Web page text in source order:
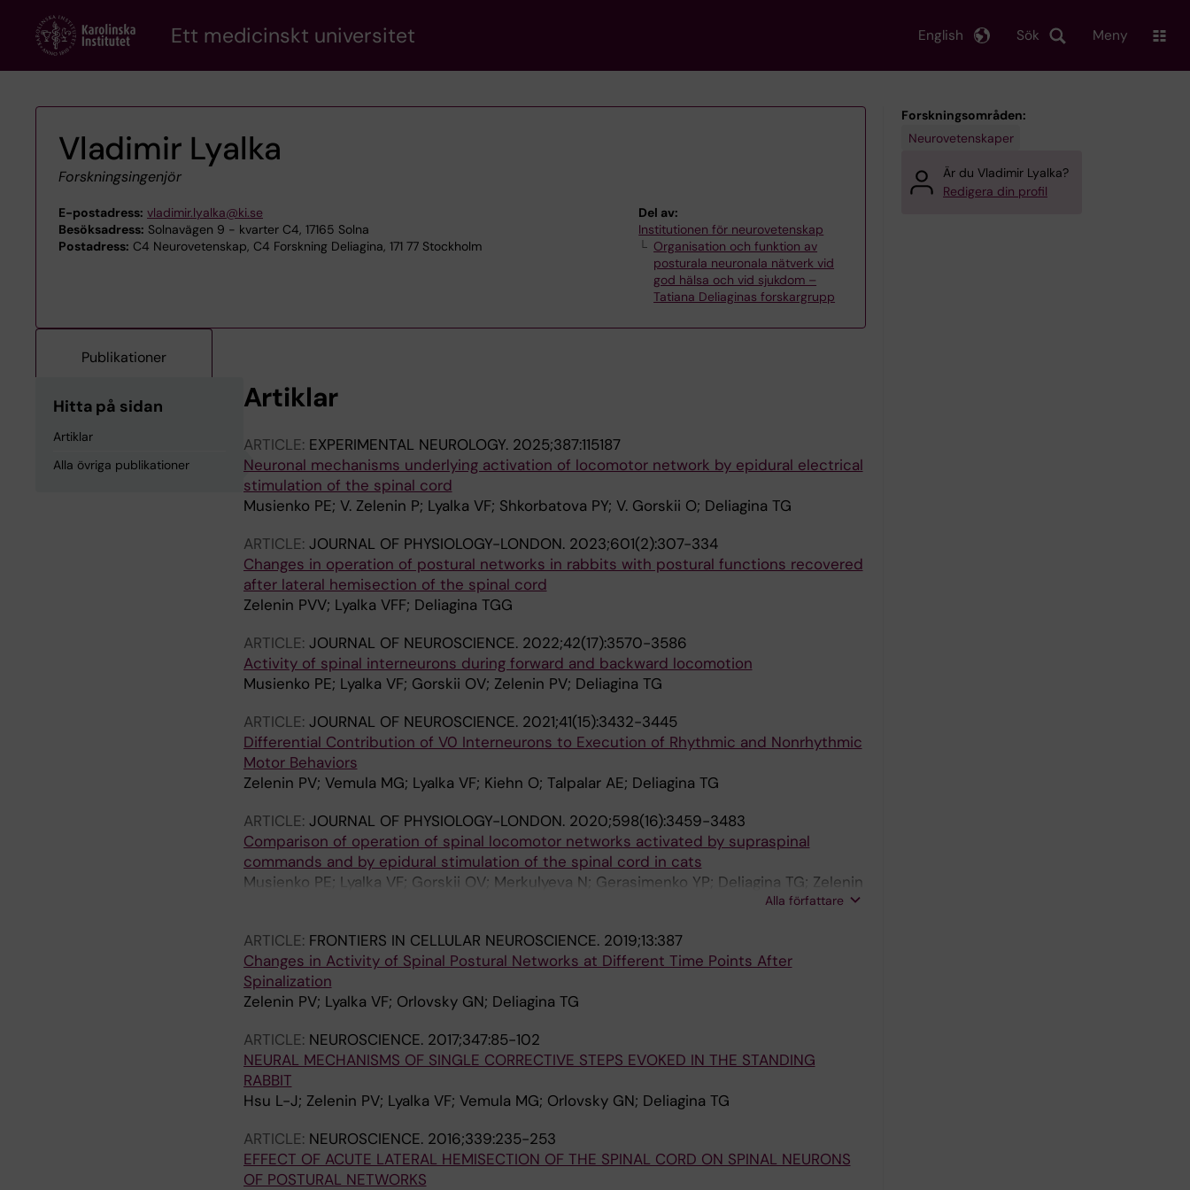
content
Ett medicinskt universitet Sök
English Meny
Vladimir Lyalka
Forskningsingenjör
E-postadress: vladimir.lyalka@ki.se
Besöksadress: Solnavägen 9 - kvarter C4, 17165 Solna
Postadress: C4 Neurovetenskap, C4 Forskning Deliagina, 171 77 Stockholm
Del av:
Institutionen för neurovetenskap
Organisation och funktion av
posturala neuronala nätverk vid
god hälsa och vid sjukdom –
Tatiana Deliaginas forskargrupp
Publikationer
Hitta på sidan
Artiklar
Alla övriga publikationer
Artiklar
ARTICLE: EXPERIMENTAL NEUROLOGY. 2025;387:115187
Neuronal mechanisms underlying activation of locomotor network by epidural electrical
stimulation of the spinal cord
Musienko PE; V. Zelenin P; Lyalka VF; Shkorbatova PY; V. Gorskii O; Deliagina TG
ARTICLE: JOURNAL OF PHYSIOLOGY-LONDON. 2023;601(2):307-334
Changes in operation of postural networks in rabbits with postural functions recovered
after lateral hemisection of the spinal cord
Zelenin PVV; Lyalka VFF; Deliagina TGG
ARTICLE: JOURNAL OF NEUROSCIENCE. 2022;42(17):3570-3586
Activity of spinal interneurons during forward and backward locomotion
Musienko PE; Lyalka VF; Gorskii OV; Zelenin PV; Deliagina TG
ARTICLE: JOURNAL OF NEUROSCIENCE. 2021;41(15):3432-3445
Differential Contribution of V0 Interneurons to Execution of Rhythmic and Nonrhythmic
Motor Behaviors
Zelenin PV; Vemula MG; Lyalka VF; Kiehn O; Talpalar AE; Deliagina TG
ARTICLE: JOURNAL OF PHYSIOLOGY-LONDON. 2020;598(16):3459-3483
Comparison of operation of spinal locomotor networks activated by supraspinal
commands and by epidural stimulation of the spinal cord in cats
Musienko PE; Lyalka VF; Gorskii OV; Merkulyeva N; Gerasimenko YP; Deliagina TG; Zelenin
Alla författare
ARTICLE: FRONTIERS IN CELLULAR NEUROSCIENCE. 2019;13:387
Changes in Activity of Spinal Postural Networks at Different Time Points After
Spinalization
Zelenin PV; Lyalka VF; Orlovsky GN; Deliagina TG
ARTICLE: NEUROSCIENCE. 2017;347:85-102
NEURAL MECHANISMS OF SINGLE CORRECTIVE STEPS EVOKED IN THE STANDING
RABBIT
Hsu L-J; Zelenin PV; Lyalka VF; Vemula MG; Orlovsky GN; Deliagina TG
ARTICLE: NEUROSCIENCE. 2016;339:235-253
EFFECT OF ACUTE LATERAL HEMISECTION OF THE SPINAL CORD ON SPINAL NEURONS
OF POSTURAL NETWORKS
Forskningsområden:
Neurovetenskaper
Är du Vladimir Lyalka?
Redigera din profil